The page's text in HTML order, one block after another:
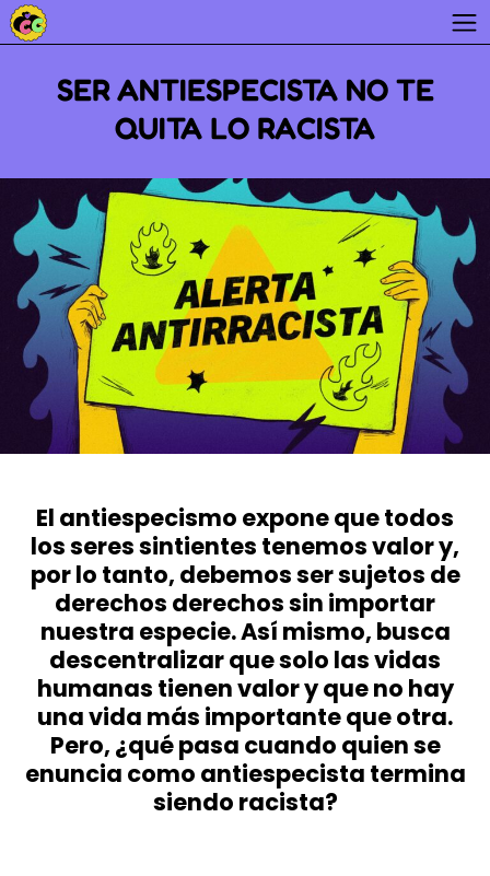
Skip
contentSER ANTIESPECISTA NO TE
QUITA LO RACISTA
El antiespecismo expone que todos
los seres sintientes tenemos valor y,
por lo tanto, debemos ser sujetos de
derechos derechos sin importar
nuestra especie. Así mismo, busca
descentralizar que solo las vidas
humanas tienen valor y que no hay
una vida más importante que otra.
Pero, ¿qué pasa cuando quien se
enuncia como antiespecista termina
siendo racista?